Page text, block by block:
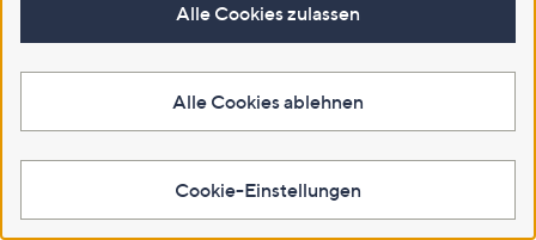
Alle Cookies zulassen
Alle Cookies ablehnen
Cookie-Einstellungen